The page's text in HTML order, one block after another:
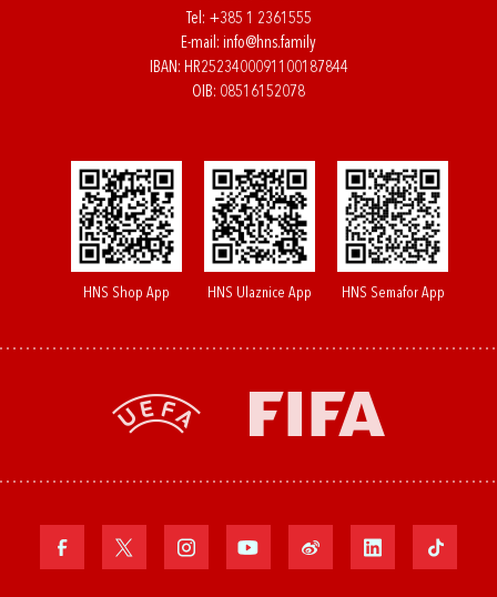
Tel: +385 1 2361555
E-mail: info@hns.family
IBAN: HR2523400091100187844
OIB: 08516152078
HNS Shop App HNS Ulaznice App HNS Semafor App